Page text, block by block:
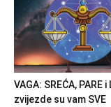
VAGA: SREĆA, PARE i
zvijezde su vam SVE